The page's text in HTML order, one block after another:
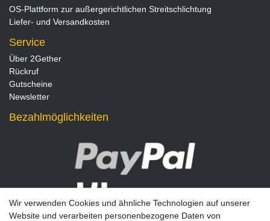
OS-Plattform zur außergerichtlichen Streitschlichtung
Liefer- und Versandkosten
Service
Über 2Gether
Rückruf
Gutscheine
Newsletter
Bezahlmöglichkeiten
Wir verwenden Cookies und ähnliche Technologien auf unserer
Website und verarbeiten personenbezogene Daten von